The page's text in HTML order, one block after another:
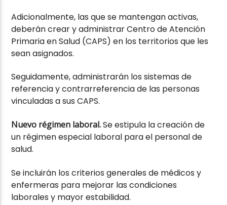
Adicionalmente, las que se mantengan activas,
deberán crear y administrar Centro de Atención
Primaria en Salud (CAPS) en los territorios que les
sean asignados.
Seguidamente, administrarán los sistemas de
referencia y contrarreferencia de las personas
vinculadas a sus CAPS.
Nuevo régimen laboral.Se estipula la creación de
un régimen especial laboral para el personal de
salud.
Se incluirán los criterios generales de médicos y
enfermeras para mejorar las condiciones
laborales y mayor estabilidad.